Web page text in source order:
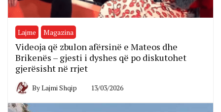
Lajme Magazina
Videoja që zbulon afërsinë e Mateos dhe
Brikenës – gjesti i dyshes që po diskutohet
gjerësisht në rrjet
ByLajmi Shqip 13/03/2026